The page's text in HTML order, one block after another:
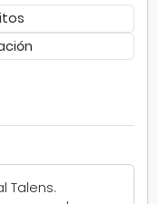
p
o
g
o
Talens.